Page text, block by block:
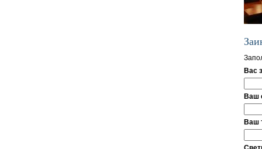
Вас
Ваш
Ваш